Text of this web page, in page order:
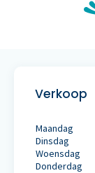
Verkoop
Maandag
Dinsdag
Woensdag
Donderdag